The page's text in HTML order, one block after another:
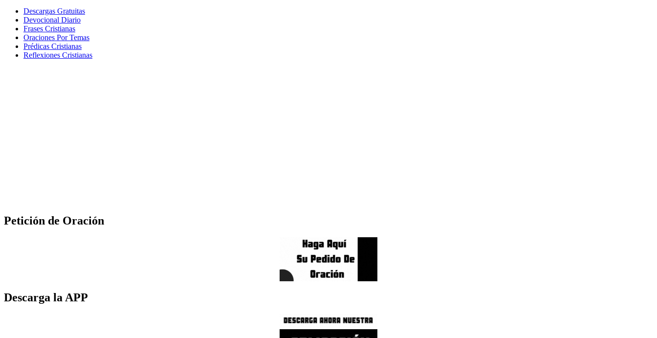
Descargas Gratuitas
Devocional Diario
Frases Cristianas
Oraciones Por Temas
Prédicas Cristianas
Reflexiones Cristianas
Petición de Oración
Descarga la APP